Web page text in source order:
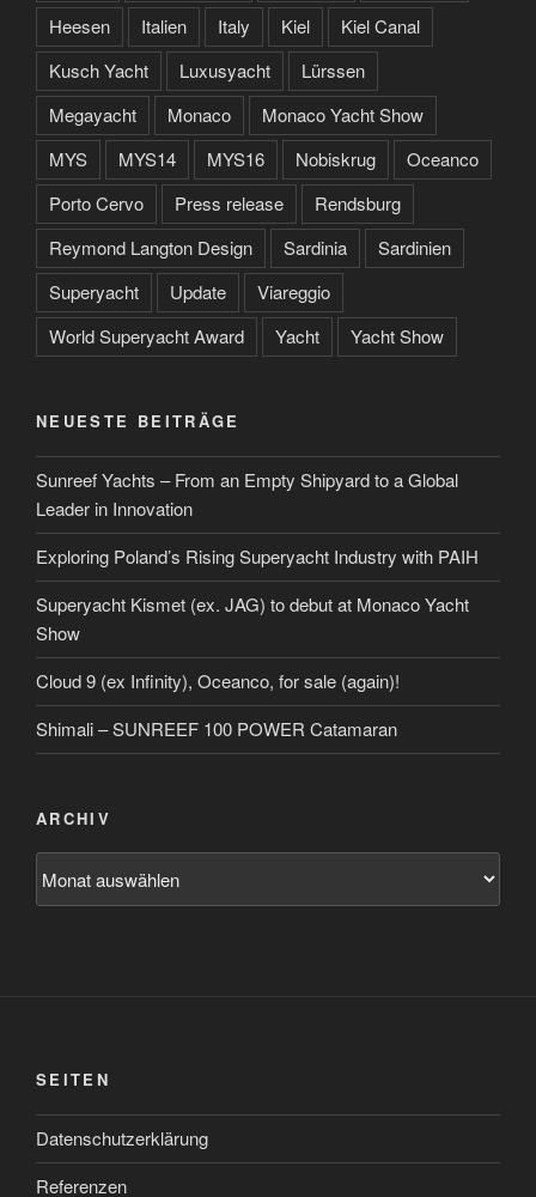
Heesen
Italien Italy Kiel
Kiel Canal
Kusch Yacht
Luxusyacht
Lürssen
Megayacht
Monaco
Monaco Yacht Show
MYS
MYS14 MYS16 Nobiskrug
Oceanco
Porto Cervo
Press release
Rendsburg
Reymond Langton Design
Sardinia
Sardinien
Superyacht
Update
Viareggio
World Superyacht Award
Yacht Yacht Show
NEUESTE BEITRÄGE
Sunreef Yachts – From an Empty Shipyard to a Global
Leader in Innovation
Exploring Poland’s Rising Superyacht Industry with PAIH
Superyacht Kismet (ex. JAG) to debut at Monaco Yacht
Show
Cloud 9 (ex Infinity), Oceanco, for sale (again)!
Shimali – SUNREEF 100 POWER Catamaran
ARCHIV
SEITEN
Datenschutzerklärung
Referenzen